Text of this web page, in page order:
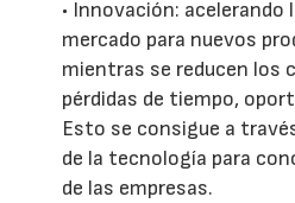
• Innovación: acelerando
mercado para nuevos
mientras se reducen los
pérdidas de tiempo,
Esto se consigue a
de la tecnología para
de las empresas.